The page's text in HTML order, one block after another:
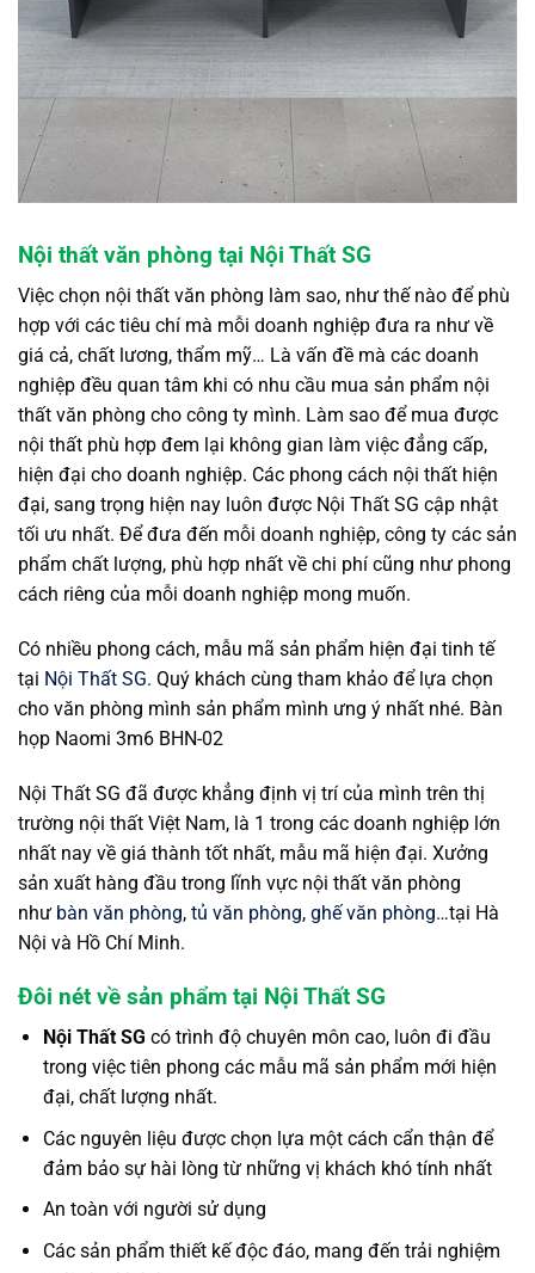
Nội thất văn phòng tại Nội Thất SG
Việc chọn nội thất văn phòng làm sao, như thế nào để phù
hợp với các tiêu chí mà mỗi doanh nghiệp đưa ra như về
giá cả, chất lương, thẩm mỹ… Là vấn đề mà các doanh
nghiệp đều quan tâm khi có nhu cầu mua sản phẩm nội
thất văn phòng cho công ty mình. Làm sao để mua được
nội thất phù hợp đem lại không gian làm việc đẳng cấp,
hiện đại cho doanh nghiệp. Các phong cách nội thất hiện
đại, sang trọng hiện nay luôn được Nội Thất SG cập nhật
tối ưu nhất. Để đưa đến mỗi doanh nghiệp, công ty các sản
phẩm chất lượng, phù hợp nhất về chi phí cũng như phong
cách riêng của mỗi doanh nghiệp mong muốn.
Có nhiều phong cách, mẫu mã sản phẩm hiện đại tinh tế
tại Nội Thất SG. Quý khách cùng tham khảo để lựa chọn
cho văn phòng mình sản phẩm mình ưng ý nhất nhé. Bàn
họp Naomi 3m6 BHN-02
Nội Thất SG đã được khẳng định vị trí của mình trên thị
trường nội thất Việt Nam, là 1 trong các doanh nghiệp lớn
nhất nay về giá thành tốt nhất, mẫu mã hiện đại. Xưởng
sản xuất hàng đầu trong lĩnh vực nội thất văn phòng
như bàn văn phòng, tủ văn phòng, ghế văn phòng…tại Hà
Nội và Hồ Chí Minh.
Đôi nét về sản phẩm tại Nội Thất SG
Nội Thất SG có trình độ chuyên môn cao, luôn đi đầu
trong việc tiên phong các mẫu mã sản phẩm mới hiện
đại, chất lượng nhất.
Các nguyên liệu được chọn lựa một cách cẩn thận để
đảm bảo sự hài lòng từ những vị khách khó tính nhất
An toàn với người sử dụng
Các sản phẩm thiết kế độc đáo, mang đến trải nghiệm